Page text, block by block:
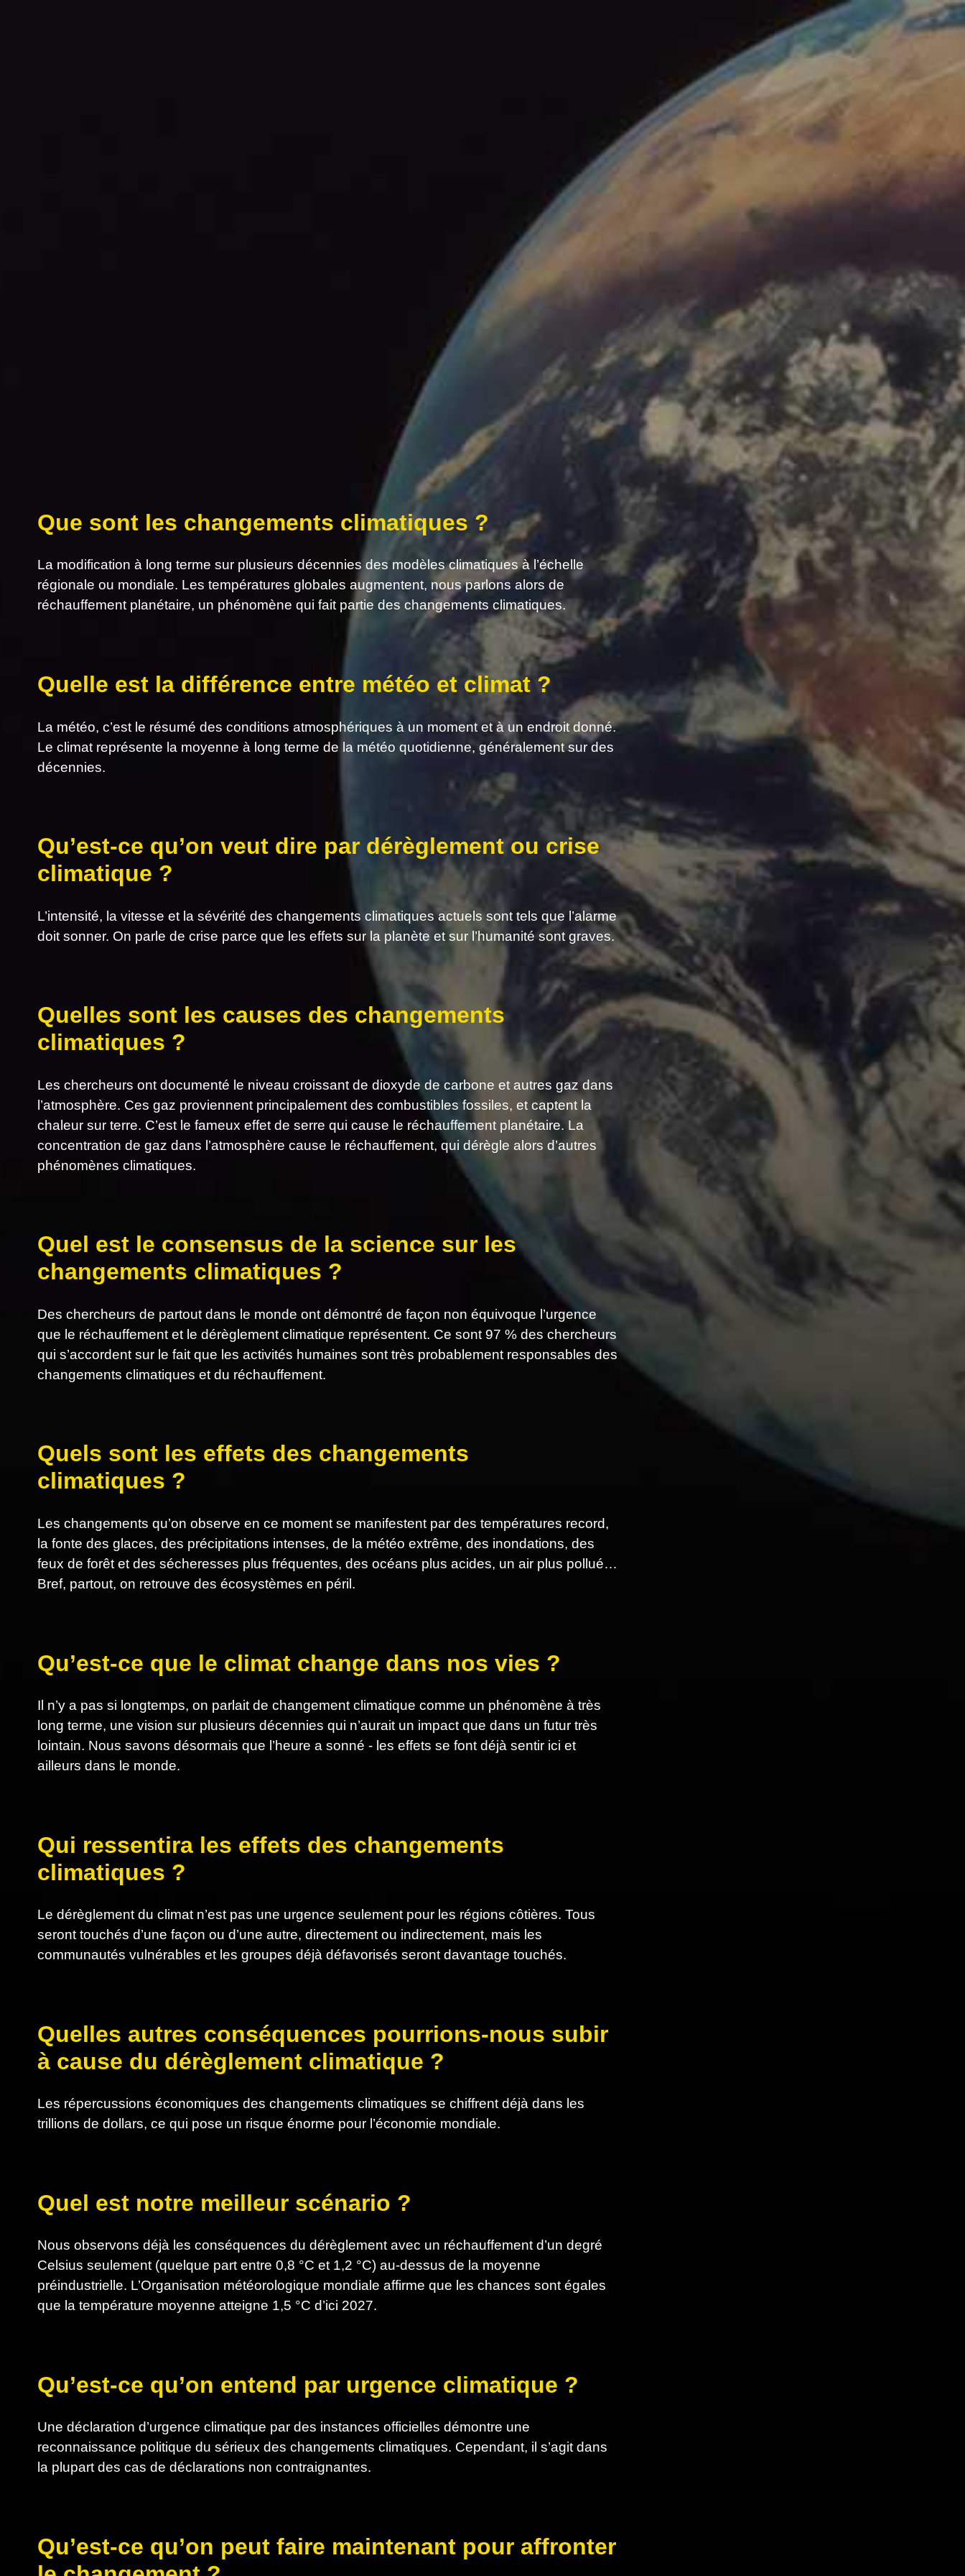
Que sont les changements climatiques ?
La modification à long terme sur plusieurs décennies des modèles climatiques à l’échelle
régionale ou mondiale. Les températures globales augmentent, nous parlons alors de
réchauffement planétaire, un phénomène qui fait partie des changements climatiques.
Quelle est la différence entre météo et climat ?
La météo, c’est le résumé des conditions atmosphériques à un moment et à un endroit donné.
Le climat représente la moyenne à long terme de la météo quotidienne, généralement sur des
décennies.
Qu’est-ce qu’on veut dire par dérèglement ou crise
climatique ?
L’intensité, la vitesse et la sévérité des changements climatiques actuels sont tels que l’alarme
doit sonner. On parle de crise parce que les effets sur la planète et sur l’humanité sont graves.
Quelles sont les causes des changements
climatiques ?
Les chercheurs ont documenté le niveau croissant de dioxyde de carbone et autres gaz dans
l’atmosphère. Ces gaz proviennent principalement des combustibles fossiles, et captent la
chaleur sur terre. C’est le fameux effet de serre qui cause le réchauffement planétaire. La
concentration de gaz dans l’atmosphère cause le réchauffement, qui dérègle alors d’autres
phénomènes climatiques.
Quel est le consensus de la science sur les
changements climatiques ?
Des chercheurs de partout dans le monde ont démontré de façon non équivoque l’urgence
que le réchauffement et le dérèglement climatique représentent. Ce sont 97 % des chercheurs
qui s’accordent sur le fait que les activités humaines sont très probablement responsables des
changements climatiques et du réchauffement.
Quels sont les effets des changements
climatiques ?
Les changements qu’on observe en ce moment se manifestent par des températures record,
la fonte des glaces, des précipitations intenses, de la météo extrême, des inondations, des
feux de forêt et des sécheresses plus fréquentes, des océans plus acides, un air plus pollué…
Bref, partout, on retrouve des écosystèmes en péril.
Qu’est-ce que le climat change dans nos vies ?
Il n’y a pas si longtemps, on parlait de changement climatique comme un phénomène à très
long terme, une vision sur plusieurs décennies qui n’aurait un impact que dans un futur très
lointain. Nous savons désormais que l’heure a sonné - les effets se font déjà sentir ici et
ailleurs dans le monde.
Qui ressentira les effets des changements
climatiques ?
Le dérèglement du climat n’est pas une urgence seulement pour les régions côtières. Tous
seront touchés d’une façon ou d’une autre, directement ou indirectement, mais les
communautés vulnérables et les groupes déjà défavorisés seront davantage touchés.
Quelles autres conséquences pourrions-nous subir
à cause du dérèglement climatique ?
Les répercussions économiques des changements climatiques se chiffrent déjà dans les
trillions de dollars, ce qui pose un risque énorme pour l’économie mondiale.
Quel est notre meilleur scénario ?
Nous observons déjà les conséquences du dérèglement avec un réchauffement d’un degré
Celsius seulement (quelque part entre 0,8 °C et 1,2 °C) au-dessus de la moyenne
préindustrielle. L’Organisation météorologique mondiale affirme que les chances sont égales
que la température moyenne atteigne 1,5 °C d’ici 2027.
Qu’est-ce qu’on entend par urgence climatique ?
Une déclaration d’urgence climatique par des instances officielles démontre une
reconnaissance politique du sérieux des changements climatiques. Cependant, il s’agit dans
la plupart des cas de déclarations non contraignantes.
Qu’est-ce qu’on peut faire maintenant pour affronter